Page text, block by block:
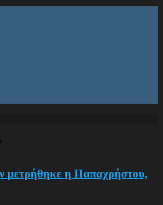
μετρήθηκε η Παπαχρήστου,